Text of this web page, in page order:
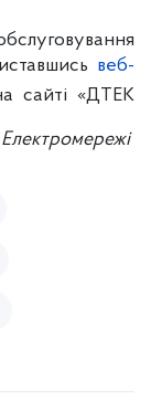
веб-
сайті «ДТЕК